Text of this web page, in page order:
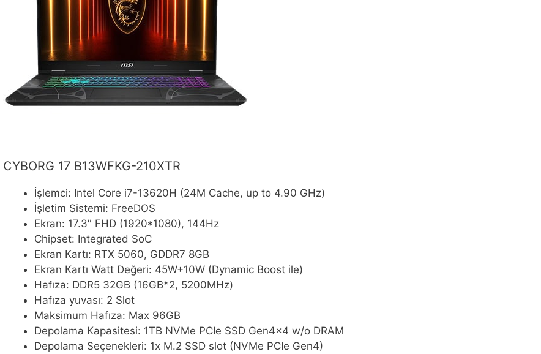
CYBORG 17 B13WFKG-210XTR
İşlemci: Intel Core i7-13620H (24M Cache, up to 4.90 GHz)
İşletim Sistemi: FreeDOS
Ekran: 17.3″ FHD (1920*1080), 144Hz
Chipset: Integrated SoC
Ekran Kartı: RTX 5060, GDDR7 8GB
Ekran Kartı Watt Değeri: 45W+10W (Dynamic Boost ile)
Hafıza: DDR5 32GB (16GB*2, 5200MHz)
Hafıza yuvası: 2 Slot
Maksimum Hafıza: Max 96GB
Depolama Kapasitesi: 1TB NVMe PCIe SSD Gen4x4 w/o DRAM
Depolama Seçenekleri: 1x M.2 SSD slot (NVMe PCIe Gen4)